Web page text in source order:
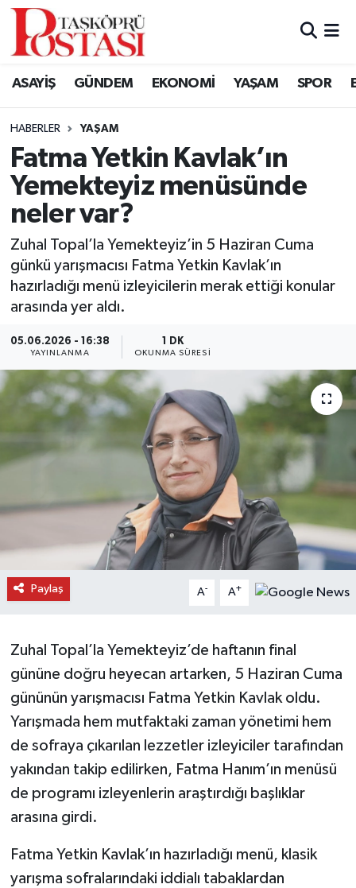
ASAYİŞ GÜNDEM EKONOMİ YAŞAM SPOR
HABERLER YAŞAM
Fatma Yetkin Kavlak’ın
Yemekteyiz menüsünde
neler var?
Zuhal Topal’la Yemekteyiz’in 5 Haziran Cuma
günkü yarışmacısı Fatma Yetkin Kavlak’ın
hazırladığı menü izleyicilerin merak ettiği konular
arasında yer aldı.
05.06.2026 - 16:38
YAYINLANMA
1 DK
OKUNMA SÜRESI
Paylaş A- A+
Zuhal Topal’la Yemekteyiz’de haftanın final
gününe doğru heyecan artarken, 5 Haziran Cuma
gününün yarışmacısı Fatma Yetkin Kavlak oldu.
Yarışmada hem mutfaktaki zaman yönetimi hem
de sofraya çıkarılan lezzetler izleyiciler tarafından
yakından takip edilirken, Fatma Hanım’ın menüsü
de programı izleyenlerin araştırdığı başlıklar
arasına girdi.
Fatma Yetkin Kavlak’ın hazırladığı menü, klasik
yarışma sofralarındaki iddialı tabaklardan
Kastamonu Vefat Edenler
Araç Haberleri
Azdavay Haberleri
Bozkurt Haberleri
Çatalzeytin Haberleri
Cide Haberleri
Daday Haberleri
Devrekani Haberleri
Doğanyurt Haberleri
Hanönü Haberleri
İhsangazi Haberleri
İnebolu Haberleri
Merkez Haberleri
Pınarbaşı Haberleri
Şenpazar Haberleri
Seydiler Haberleri
Tosya Haberleri